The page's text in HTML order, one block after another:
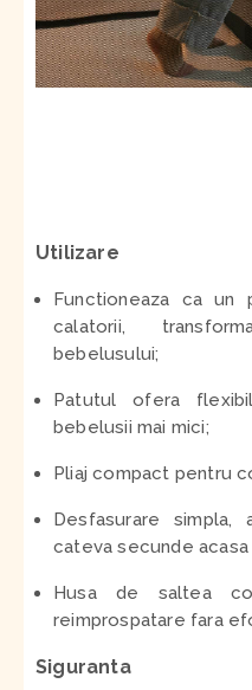
Utilizare
Functioneaza ca
calatorii,
bebelusului;
Patutul ofera
bebelusii mai mici;
Pliaj compact pentru
Desfasurare
cateva secunde acasa
Husa de saltea
reimprospatare fara
Siguranta